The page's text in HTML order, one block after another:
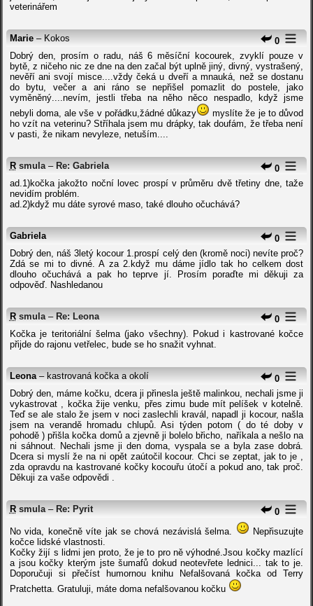
veterinářem
0
Marie– Kokos
Dobrý den, prosím o radu, náš 6 měsíční kocourek, zvyklí pouze v
bytě, z ničeho nic ze dne na den začal být uplně jiný, divný, vystrašený,
nevěří ani svojí misce....vždy čeká u dveří a mnauká, než se dostanu
do bytu, večer a ani ráno se nepřišel pomazlit do postele, jako
vyměněný....nevím, jestli třeba na něho něco nespadlo, když jsme
nebyli doma, ale vše v pořádku,žádné důkazy
myslíte že je to důvod
ho vzít na veterinu? Stříhala jsem mu drápky, tak doufám, že třeba není
v pasti, že nikam nevyleze, netuším....
0
R smula – Re: Gabriela
ad.1)kočka jakožto noční lovec prospí v průměru dvě třetiny dne, taže
nevidím problém.
ad.2)když mu dáte syrové maso, také dlouho očuchává?
0
Gabriela
Dobrý den, náš 3letý kocour 1.prospí celý den (kromě noci) nevíte proč?
Zdá se mi to divné. A za 2.když mu dáme jídlo tak ho celkem dost
dlouho očuchává a pak ho teprve jí. Prosím poraďte mi děkuji za
odpověď. Nashledanou
0
R smula – Re: Leona
Kočka je teritoriální šelma (jako všechny). Pokud i kastrované kočce
přijde do rajonu vetřelec, bude se ho snažit vyhnat.
0
Leona– kastrovaná kočka a okolí
Dobrý den, máme kočku, dcera ji přinesla ještě malinkou, nechali jsme ji
vykastrovat , kočka žije venku, přes zimu bude mít pelíšek v kotelně.
Teď se ale stalo že jsem v noci zaslechli kravál, napadl ji kocour, našla
jsem na verandě hromadu chlupů. Asi týden potom ( do té doby v
pohodě ) přišla kočka domů a zjevně ji bolelo břicho, naříkala a nešlo na
ni sáhnout. Nechali jsme ji den doma, vyspala se a byla zase dobrá.
Dcera si myslí že na ni opět zaútočil kocour. Chci se zeptat, jak to je ,
zda opravdu na kastrované kočky kocouřu útočí a pokud ano, tak proč.
Děkuji za vaše odpovědi .
0
R smula – Re: Pyrit
No vida, konečně víte jak se chová nezávislá šelma.
Nepřisuzujte
kočce lidské vlastnosti.
Kočky žijí s lidmi jen proto, že je to pro ně výhodné.Jsou kočky mazlící
a jsou kočky kterým jste šumafů dokud neotevřete lednici... tak to je.
Doporučuji si přečíst humornou knihu Nefalšovaná kočka od Terry
Pratchetta. Gratuluji, máte doma nefalšovanou kočku